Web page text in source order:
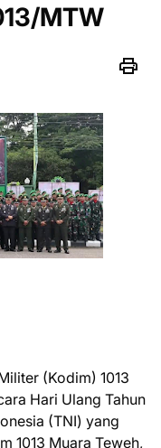
MTW
(Kodim) 1013
Hari Ulang Tahun
(TNI) yang
1013 Muara Teweh,